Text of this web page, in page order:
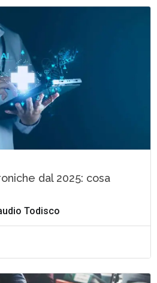
dal 2025: cosa
Todisco